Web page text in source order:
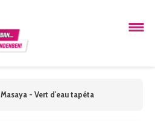
Masaya - Vert d'eau tapéta